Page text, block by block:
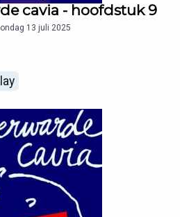
cavia - hoofdstuk 9
13 juli 2025